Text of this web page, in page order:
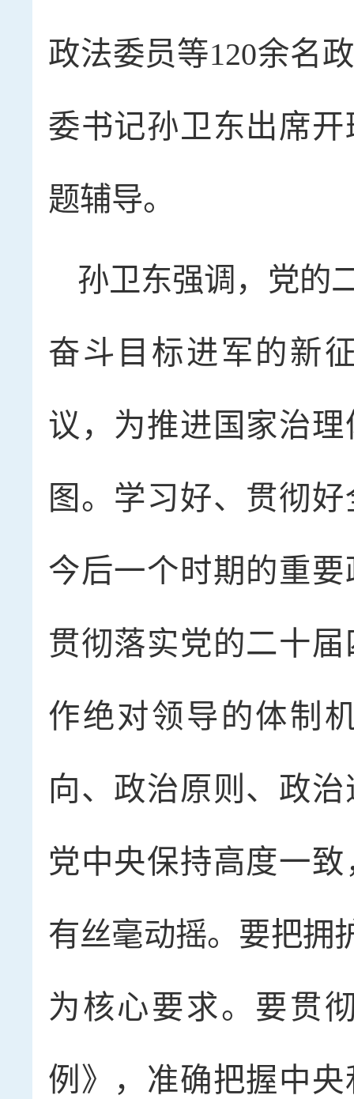
政法委员等120余名
委书记孙卫东出席
题辅导。
孙卫东强调，党的
奋斗目标进军的新
议，为推进国家治
图。学习好、贯彻
今后一个时期的重
贯彻落实党的二十
作绝对领导的体制
向、政治原则、政
党中央保持高度一
有丝毫动摇。要把拥
为核心要求。要贯
例》，准确把握中